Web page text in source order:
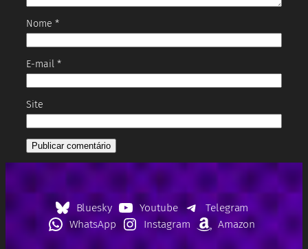
Nome *
E-mail *
Site
Bluesky Youtube
Telegram
WhatsApp
Instagram Amazon